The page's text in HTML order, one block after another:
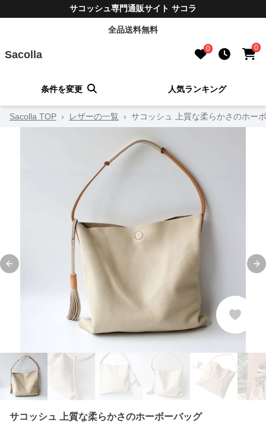
サコッシュ専門通販サイト サコラ
全品送料無料
Sacolla 0 0
条件を変更 人気ランキング
Sacolla TOP › レザーの一覧 › サコッシュ 上質な柔らかさのホー
Previous slide
サコッシュ 上質な柔らかさのホーボーバッグ